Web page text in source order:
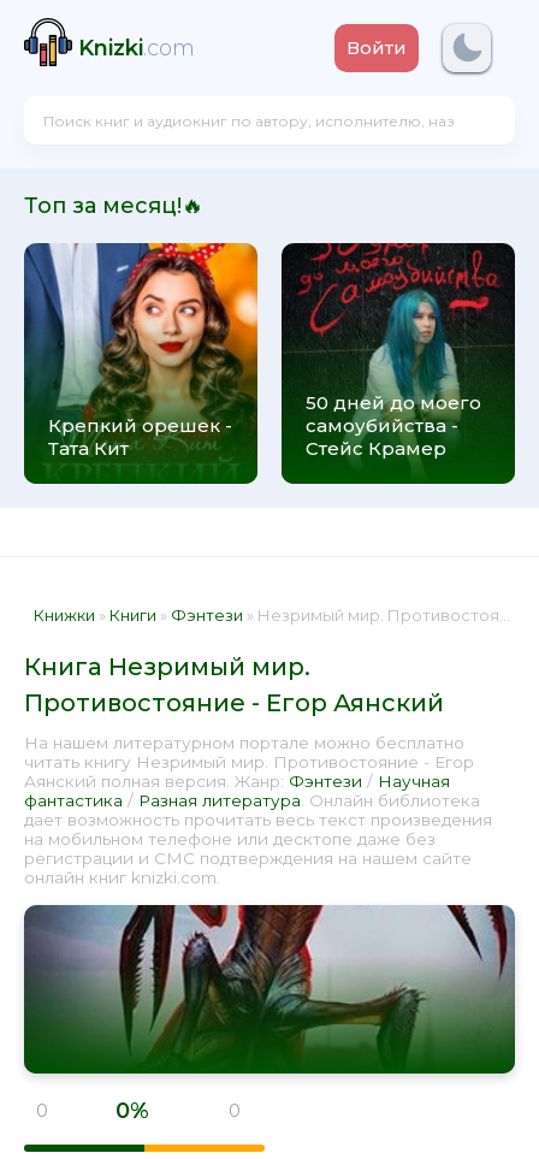
Knizki.com Войти
Топ за месяц!🔥
Крепкий орешек -
Тата Кит
50 дней до моего
самоубийства -
Стейс Крамер
Книжки » Книги » Фэнтези » Незримый мир. Противостояние - Егор Аянский 📕 - Книга онлайн бесплатно
Книга Незримый мир.
Противостояние - Егор Аянский
На нашем литературном портале можно бесплатно
читать книгу Незримый мир. Противостояние - Егор
Аянский полная версия. Жанр: Фэнтези / Научная
фантастика / Разная литература . Онлайн библиотека
дает возможность прочитать весь текст произведения
на мобильном телефоне или десктопе даже без
регистрации и СМС подтверждения на нашем сайте
онлайн книг knizki.com.
0 0% 0